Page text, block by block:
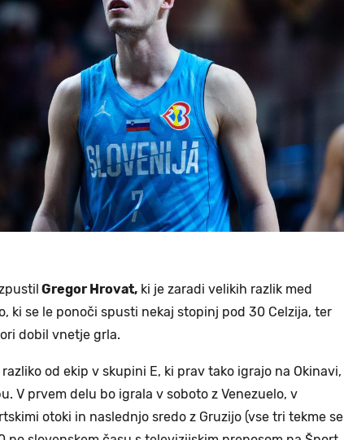
Gregor Hrovat, ki je zaradi velikih razlik med
ki se le ponoči spusti nekaj stopinj pod 30 Celzija, ter
dobil vnetje grla.
od ekip v skupini E, ki prav tako igrajo na Okinavi,
V prvem delu bo igrala v soboto z Venezuelo, v
otoki in naslednjo sredo z Gruzijo (vse tri tekme se